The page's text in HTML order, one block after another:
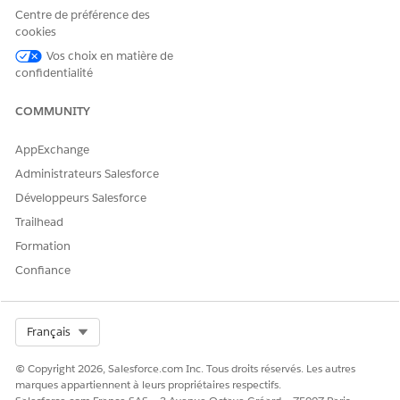
Pour terminer le processus de suppression, cliquez sur
J'approuve la suppression
Centre de préférence des
cookies
Vos choix en matière de
confidentialité
COMMUNITY
AppExchange
Administrateurs Salesforce
Développeurs Salesforce
Trailhead
Formation
Confiance
Français
© Copyright 2026, Salesforce.com Inc. Tous droits réservés. Les autres
marques appartiennent à leurs propriétaires respectifs.